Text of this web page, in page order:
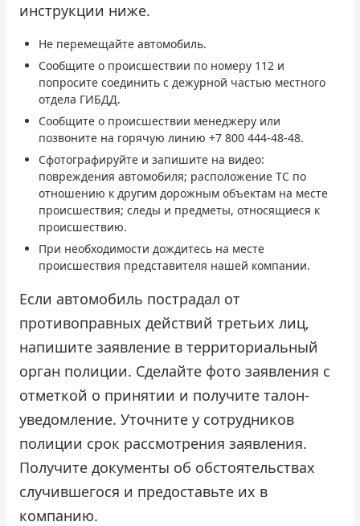
инструкции ниже.
Не перемещайте автомобиль.
Сообщите о происшествии по номеру 112 и
попросите соединить с дежурной частью местного
отдела ГИБДД.
Сообщите о происшествии менеджеру или
позвоните на горячую линию +7 800 444-48-48.
Сфотографируйте и запишите на видео:
повреждения автомобиля; расположение ТС по
отношению к другим дорожным объектам на месте
происшествия; следы и предметы, относящиеся к
происшествию.
При необходимости дождитесь на месте
происшествия представителя нашей компании.
Если автомобиль пострадал от
противоправных действий третьих лиц,
напишите заявление в территориальный
орган полиции. Сделайте фото заявления с
отметкой о принятии и получите талон-
уведомление. Уточните у сотрудников
полиции срок рассмотрения заявления.
Получите документы об обстоятельствах
случившегося и предоставьте их в
компанию.